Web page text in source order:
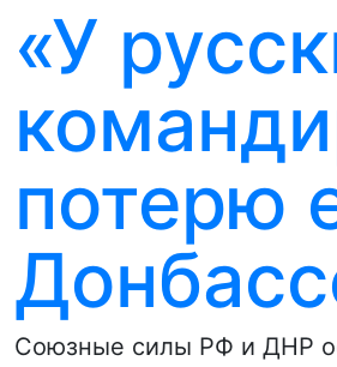
«У
потерю
Союзные силы РФ и ДНР